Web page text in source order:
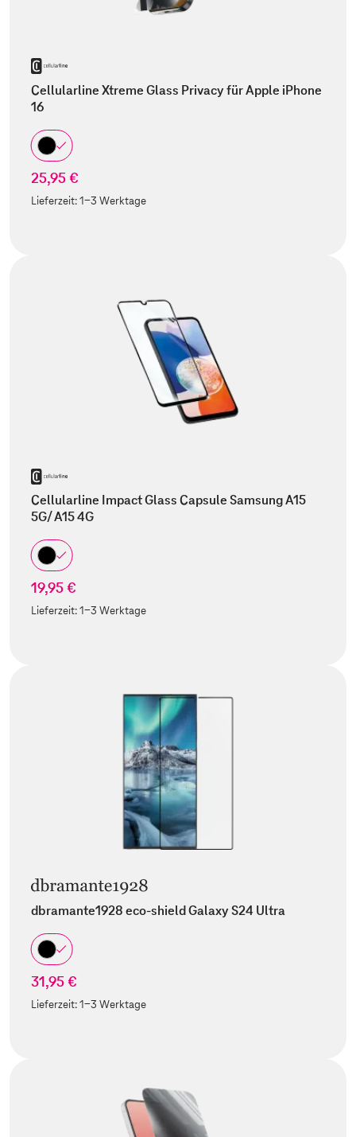
Cellularline Xtreme Glass Privacy für Apple iPhone
16
25,95 €
Lieferzeit:1-3 Werktage
Cellularline Impact Glass Capsule Samsung A15
5G/ A15 4G
19,95 €
Lieferzeit:1-3 Werktage
dbramante1928 eco-shield Galaxy S24 Ultra
31,95 €
Lieferzeit:1-3 Werktage